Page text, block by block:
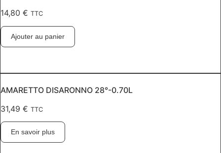
14,80 € TTC
Ajouter au panier
AMARETTO DISARONNO 28°-0.70L
31,49 € TTC
En savoir plus